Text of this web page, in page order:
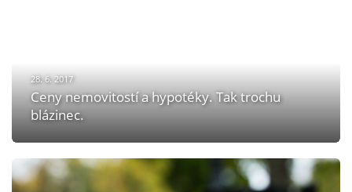
28. 6. 2017
Ceny nemovitostí a hypotéky. Tak trochu
blázinec.